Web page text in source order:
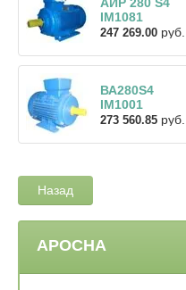
IM1081
247 269.00 руб.
ВА280S4
IM1001
273 560.85 руб.
Назад
АРОСНА